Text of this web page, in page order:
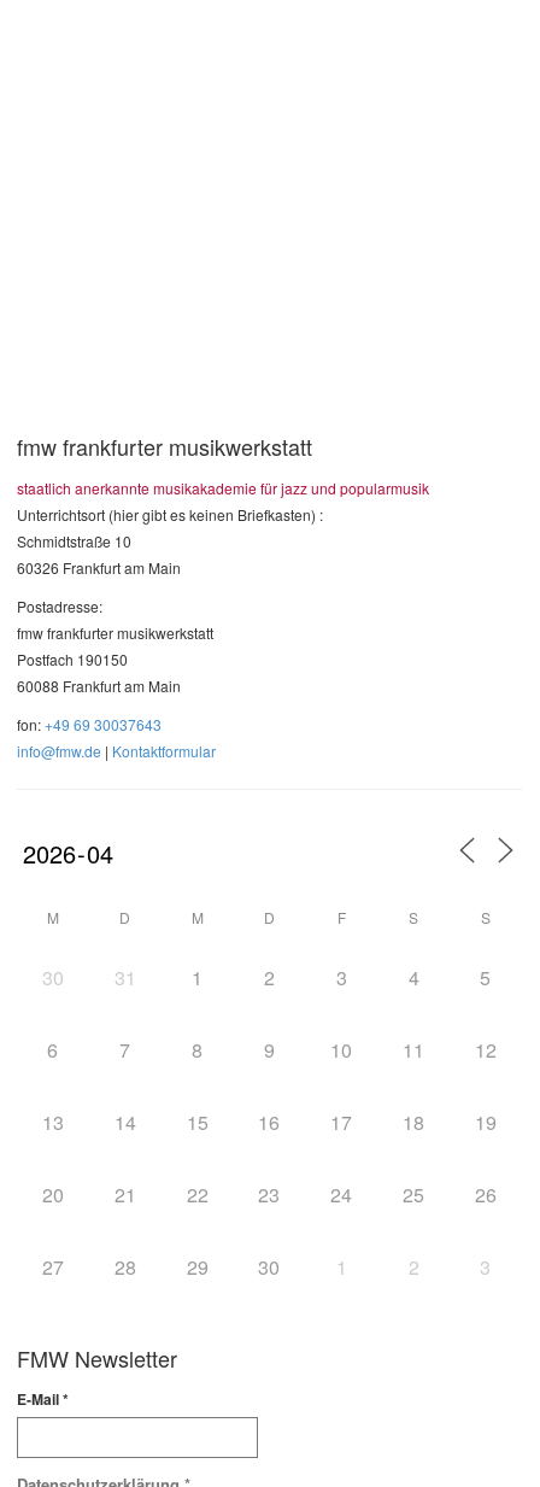
fmw frankfurter musikwerkstatt
staatlich anerkannte musikakademie für jazz und popularmusik
Unterrichtsort (hier gibt es keinen Briefkasten) :
Schmidtstraße 10
60326 Frankfurt am Main
Postadresse:
fmw frankfurter musikwerkstatt
Postfach 190150
60088 Frankfurt am Main
fon:+49 69 30037643
info@fmw.de | Kontaktformular
M D M D F S S
30 31 1 2 3 4 5
6 7 8 9 10 11 12
13 14 15 16 17 18 19
20 21 22 23 24 25 26
27 28 29 30 1 2 3
FMW Newsletter
E-Mail*